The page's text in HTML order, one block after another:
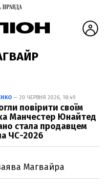
— 20 ЧЕРВНЯ 2026, 18:49
повірити своїм
Манчестер Юнайтед
стала продавцем
ЧС-2026
Магвайра